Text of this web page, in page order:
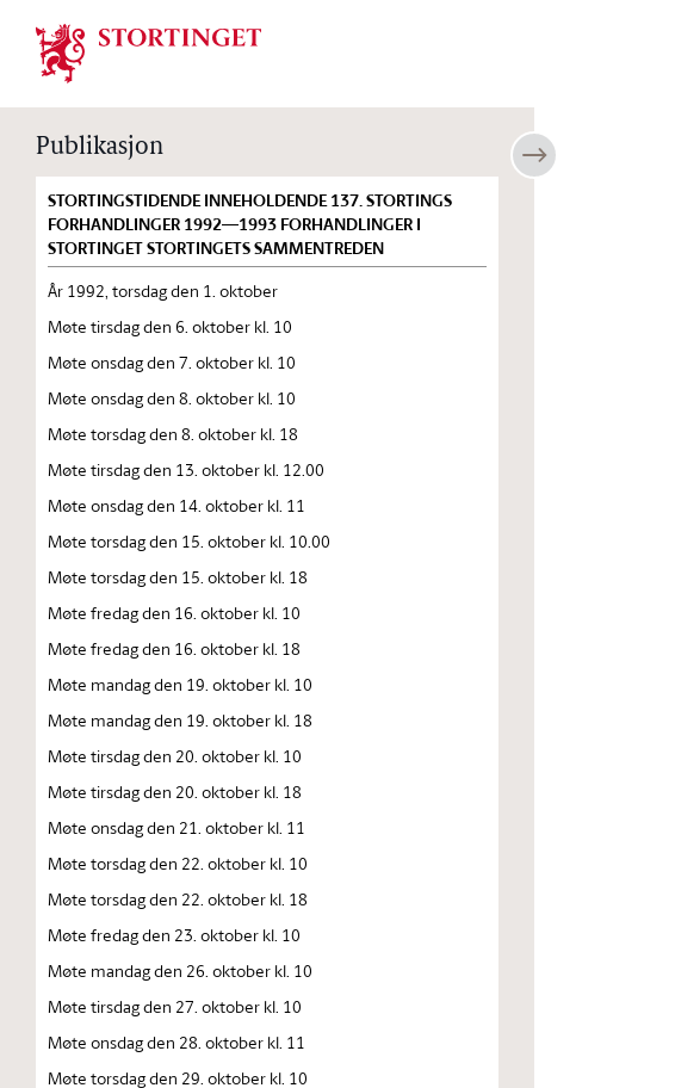
Stortinget.no
Publikasjon
STORTINGSTIDENDE INNEHOLDENDE 137. STORTINGS
FORHANDLINGER 1992—1993 FORHANDLINGER I
STORTINGET STORTINGETS SAMMENTREDEN
År 1992, torsdag den 1. oktober
Møte tirsdag den 6. oktober kl. 10
Møte onsdag den 7. oktober kl. 10
Møte onsdag den 8. oktober kl. 10
Møte torsdag den 8. oktober kl. 18
Møte tirsdag den 13. oktober kl. 12.00
Møte onsdag den 14. oktober kl. 11
Møte torsdag den 15. oktober kl. 10.00
Møte torsdag den 15. oktober kl. 18
Møte fredag den 16. oktober kl. 10
Møte fredag den 16. oktober kl. 18
Møte mandag den 19. oktober kl. 10
Møte mandag den 19. oktober kl. 18
Møte tirsdag den 20. oktober kl. 10
Møte tirsdag den 20. oktober kl. 18
Møte onsdag den 21. oktober kl. 11
Møte torsdag den 22. oktober kl. 10
Møte torsdag den 22. oktober kl. 18
Møte fredag den 23. oktober kl. 10
Møte mandag den 26. oktober kl. 10
Møte tirsdag den 27. oktober kl. 10
Møte onsdag den 28. oktober kl. 11
Møte torsdag den 29. oktober kl. 10